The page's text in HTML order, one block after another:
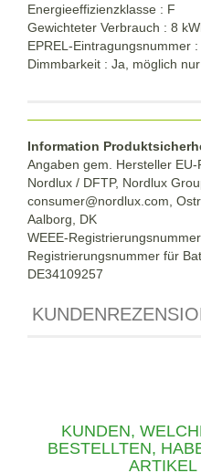
Energieeffizienzklasse : F
Gewichteter Verbrauch : 8
EPREL-Eintragungsnummer :
Dimmbarkeit : Ja, möglich
Information
Angaben gem. Hersteller
Nordlux / DFTP, Nordlux
consumer@nordlux.com,
Aalborg, DK
WEEE-
Registrierungsnummer für
DE34109257
KUNDEN,
BESTELLTEN,
ARTIKEL